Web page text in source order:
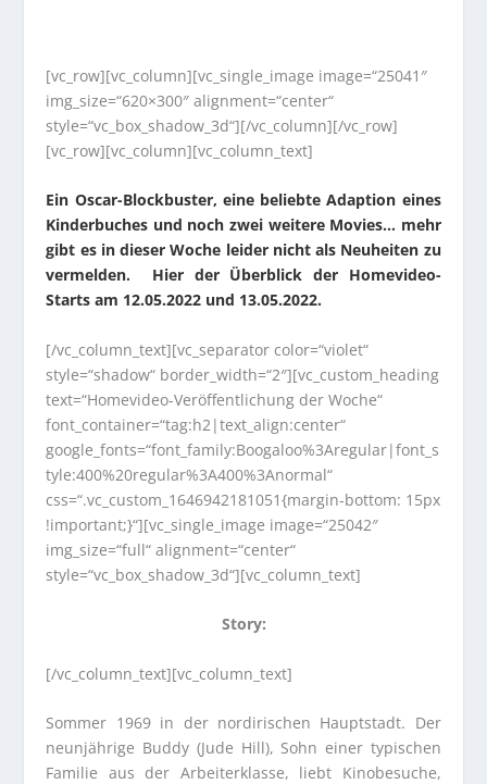
[vc_row][vc_column][vc_single_image image=“25041″
img_size=“620×300″ alignment=“center“
style=“vc_box_shadow_3d“][/vc_column][/vc_row]
[vc_row][vc_column][vc_column_text]
Ein Oscar-Blockbuster, eine beliebte Adaption eines
Kinderbuches und noch zwei weitere Movies… mehr
gibt es in dieser Woche leider nicht als Neuheiten zu
vermelden. Hier der Überblick der Homevideo-
Starts am 12.05.2022 und 13.05.2022.
[/vc_column_text][vc_separator color=“violet“
style=“shadow“ border_width=“2″][vc_custom_heading
text=“Homevideo-Veröffentlichung der Woche“
font_container=“tag:h2|text_align:center“
google_fonts=“font_family:Boogaloo%3Aregular|font_s
tyle:400%20regular%3A400%3Anormal“
css=“.vc_custom_1646942181051{margin-bottom: 15px
!important;}“][vc_single_image image=“25042″
img_size=“full“ alignment=“center“
style=“vc_box_shadow_3d“][vc_column_text]
Story:
[/vc_column_text][vc_column_text]
Sommer 1969 in der nordirischen Hauptstadt. Der
neunjährige Buddy (Jude Hill), Sohn einer typischen
Familie aus der Arbeiterklasse, liebt Kinobesuche,